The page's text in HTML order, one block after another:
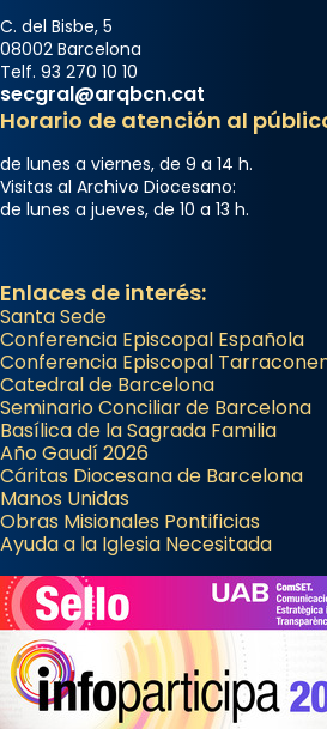
C. del Bisbe, 5
08002 Barcelona
Telf. 93 270 10 10
secgral@arqbcn.cat
Horario de atención al
de lunes a viernes, de 9 a 14 h.
Visitas al Archivo Diocesano:
de lunes a jueves, de 10 a 13 h.
Enlaces de interés:
Santa Sede
Conferencia Episcopal Española
Conferencia Episcopal
Catedral de Barcelona
Seminario Conciliar de Barcelona
Basílica de la Sagrada Familia
Año Gaudí 2026
Cáritas Diocesana de Barcelona
Manos Unidas
Obras Misionales Pontificias
Ayuda a la Iglesia Necesitada